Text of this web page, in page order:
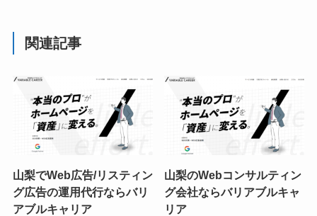
関連記事
山梨でWeb広告/リスティン
グ広告の運用代行ならバリ
アブルキャリア
山梨のWebコンサルティン
グ会社ならバリアブルキャ
リア